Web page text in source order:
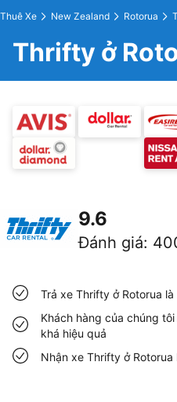
Thuê Xe New Zealand Rotorua
Thrifty ở
9.6
Đánh giá:
Trả xe Thrifty ở Rotorua
Khách hàng của chúng
khá hiệu quả
Nhận xe Thrifty ở